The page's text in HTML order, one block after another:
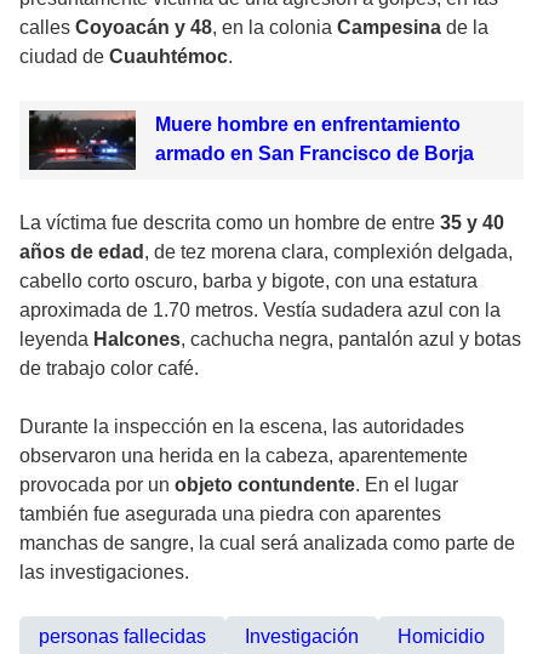
calles Coyoacán y 48, en la colonia Campesina de la
ciudad de Cuauhtémoc.
Muere hombre en enfrentamiento
armado en San Francisco de Borja
La víctima fue descrita como un hombre de entre 35 y 40
años de edad , de tez morena clara, complexión delgada,
cabello corto oscuro, barba y bigote, con una estatura
aproximada de 1.70 metros. Vestía sudadera azul con la
leyenda Halcones, cachucha negra, pantalón azul y botas
de trabajo color café.
Durante la inspección en la escena, las autoridades
observaron una herida en la cabeza, aparentemente
provocada por un objeto contundente. En el lugar
también fue asegurada una piedra con aparentes
manchas de sangre, la cual será analizada como parte de
las investigaciones.
personas fallecidas Investigación Homicidio